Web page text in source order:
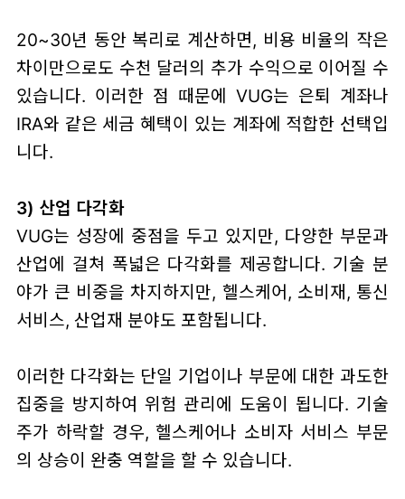
20~30년 동안 복리로 계산하면, 비용 비율의 작은
차이만으로도 수천 달러의 추가 수익으로 이어질 수
있습니다. 이러한 점 때문에 VUG는 은퇴 계좌나
IRA와 같은 세금 혜택이 있는 계좌에 적합한 선택입
니다.
3) 산업 다각화
VUG는 성장에 중점을 두고 있지만, 다양한 부문과
산업에 걸쳐 폭넓은 다각화를 제공합니다. 기술 분
야가 큰 비중을 차지하지만, 헬스케어, 소비재, 통신
서비스, 산업재 분야도 포함됩니다.
이러한 다각화는 단일 기업이나 부문에 대한 과도한
집중을 방지하여 위험 관리에 도움이 됩니다. 기술
주가 하락할 경우, 헬스케어나 소비자 서비스 부문
의 상승이 완충 역할을 할 수 있습니다.